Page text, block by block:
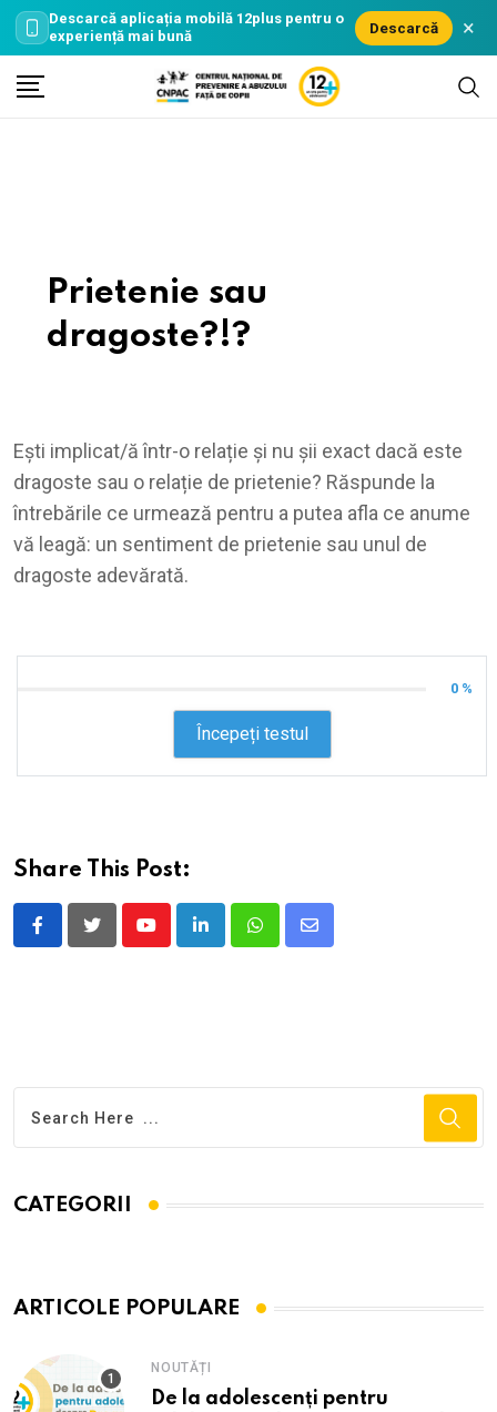
Descarcă aplicația mobilă 12plus pentru o
experiență mai bună
Descarcă ×
Prietenie sau
dragoste?!?
Ești implicat/ă într-o relație și nu șii exact dacă este
dragoste sau o relație de prietenie? Răspunde la
întrebările ce urmează pentru a putea afla ce anume
vă leagă: un sentiment de prietenie sau unul de
dragoste adevărată.
0 %
Începeți testul
Share This Post:
YoutubeLinkedInWhatsappShare
CATEGORII
ARTICOLE POPULARE
NOUTĂȚI
De la adolescenți pentru